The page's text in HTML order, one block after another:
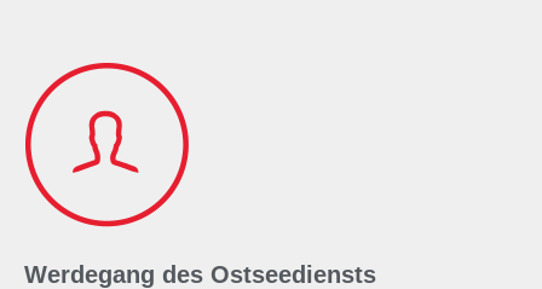
Werdegang des Ostseediensts